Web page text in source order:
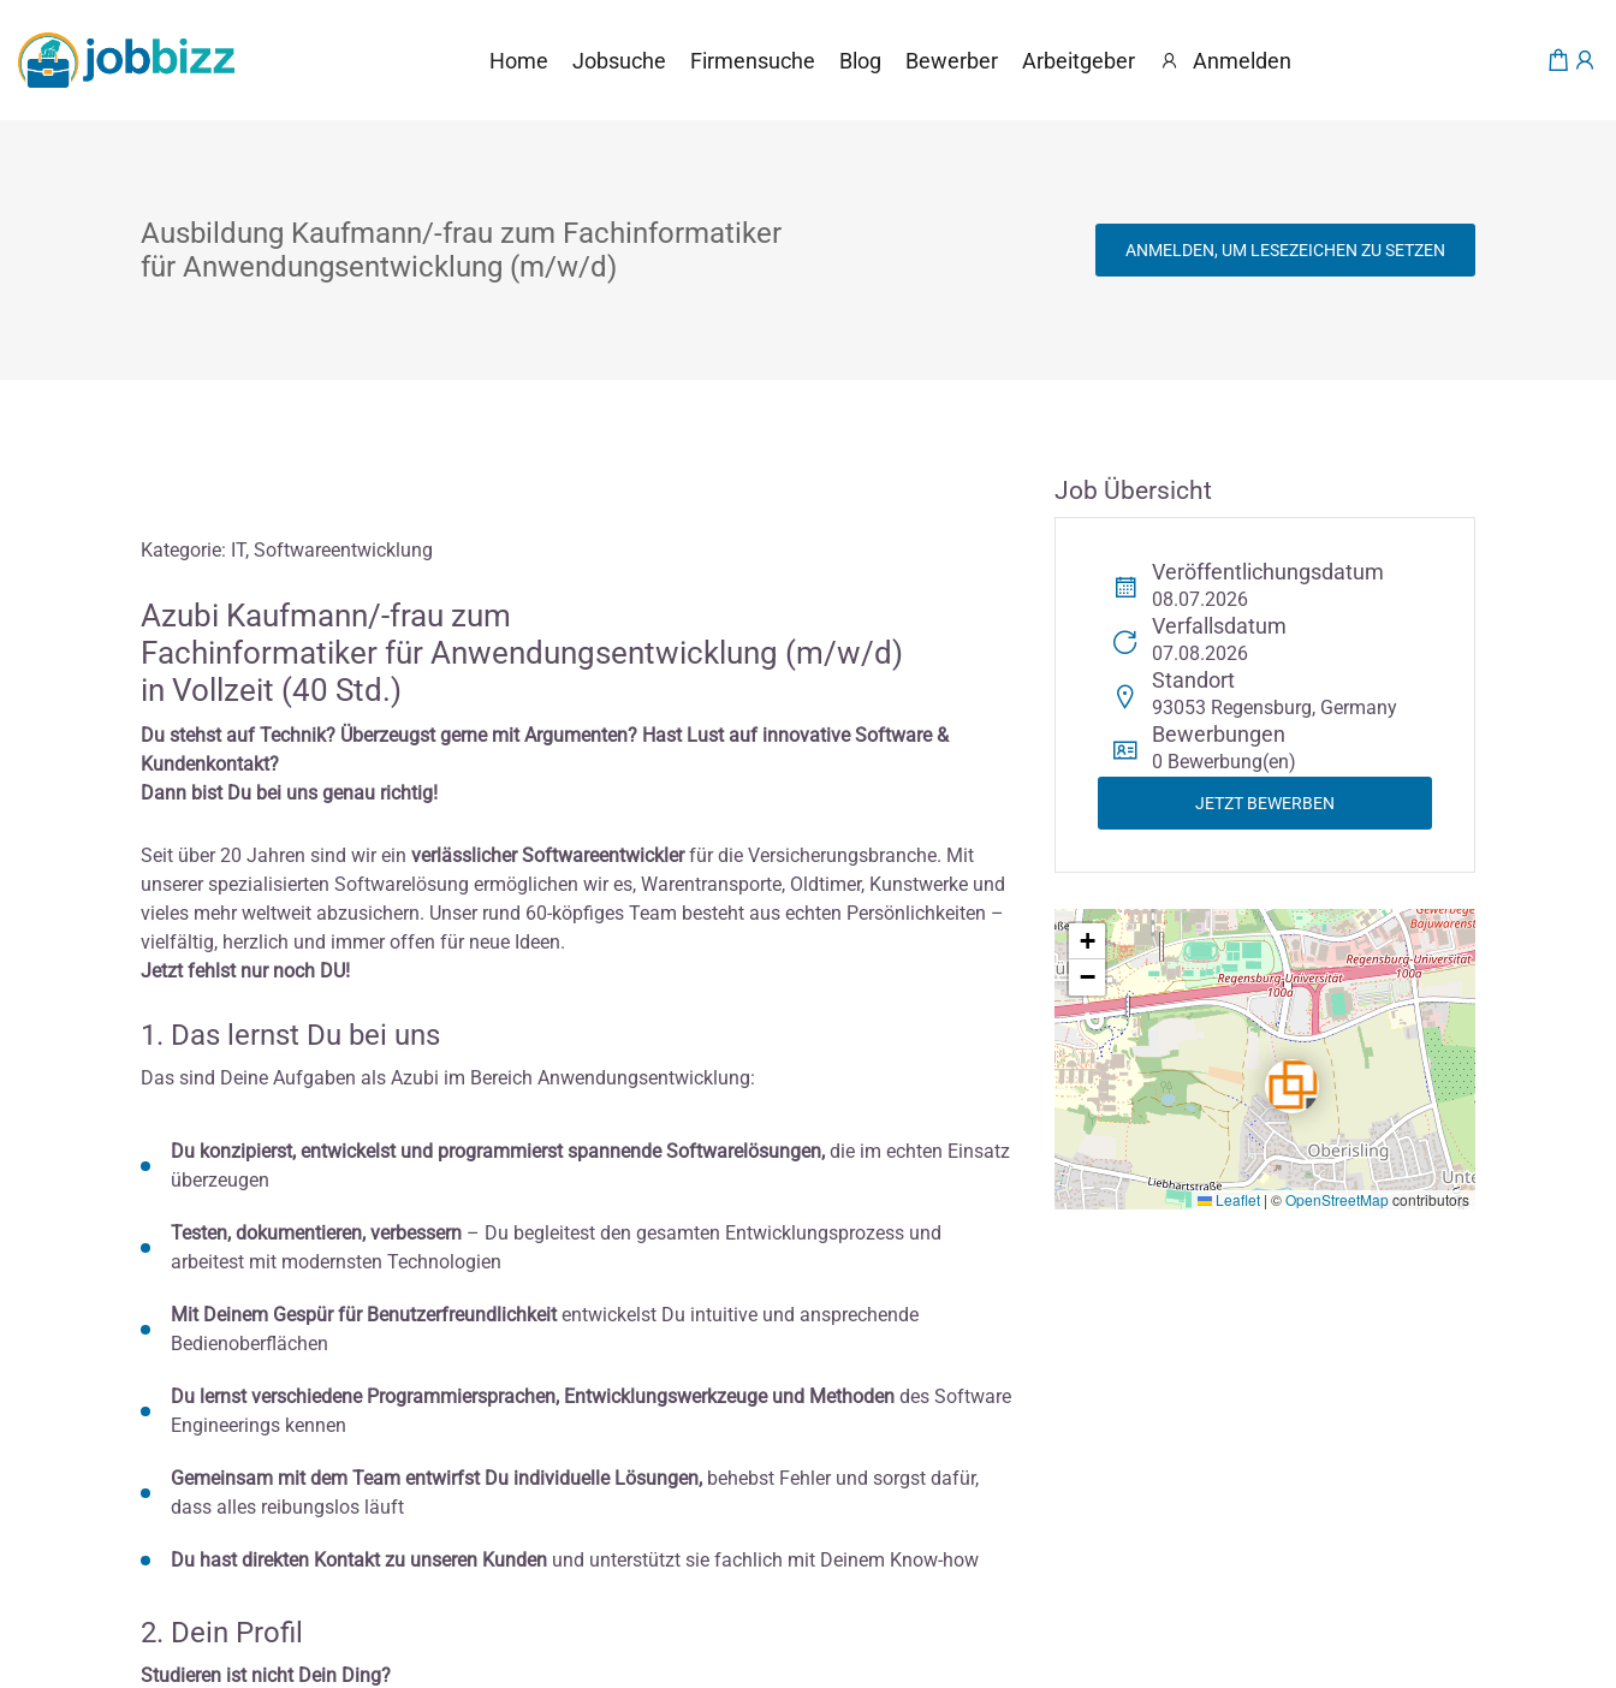
Home Jobsuche Firmensuche Blog Bewerber Arbeitgeber Anmelden
Ausbildung Kaufmann/-frau zum Fachinformatiker
für Anwendungsentwicklung (m/w/d)
ANMELDEN, UM LESEZEICHEN ZU SETZEN
Kategorie: IT, Softwareentwicklung
Azubi Kaufmann/-frau zum
Fachinformatiker für Anwendungsentwicklung (m/w/d)
in Vollzeit (40 Std.)
Du stehst auf Technik? Überzeugst gerne mit Argumenten? Hast Lust auf innovative Software &
Kundenkontakt?
Dann bist Du bei uns genau richtig!
Seit über 20 Jahren sind wir ein verlässlicher Softwareentwicklerfür die Versicherungsbranche. Mit
unserer spezialisierten Softwarelösung ermöglichen wir es, Warentransporte, Oldtimer, Kunstwerke und
vieles mehr weltweit abzusichern. Unser rund 60-köpfiges Team besteht aus echten Persönlichkeiten –
vielfältig, herzlich und immer offen für neue Ideen.
Jetzt fehlst nur noch DU!
1. Das lernst Du bei uns
Das sind Deine Aufgaben als Azubi im Bereich Anwendungsentwicklung:
Du konzipierst, entwickelst und programmierst spannende Softwarelösungen, die im echten Einsatz
überzeugen
Testen, dokumentieren, verbessern – Du begleitest den gesamten Entwicklungsprozess und
arbeitest mit modernsten Technologien
Mit Deinem Gespür für Benutzerfreundlichkeitentwickelst Du intuitive und ansprechende
Bedienoberflächen
Du lernst verschiedene Programmiersprachen, Entwicklungswerkzeuge und Methoden des Software
Engineerings kennen
Gemeinsam mit dem Team entwirfst Du individuelle Lösungen, behebst Fehler und sorgst dafür,
dass alles reibungslos läuft
Du hast direkten Kontakt zu unseren Kunden und unterstützt sie fachlich mit Deinem Know-how
2. Dein Profil
Studieren ist nicht Dein Ding?
Job Übersicht
Veröffentlichungsdatum
08.07.2026
Verfallsdatum
07.08.2026
Standort
93053 Regensburg, Germany
Bewerbungen
0 Bewerbung(en)
JETZT BEWERBEN
+
−
Leaflet | ©OpenStreetMapcontributors